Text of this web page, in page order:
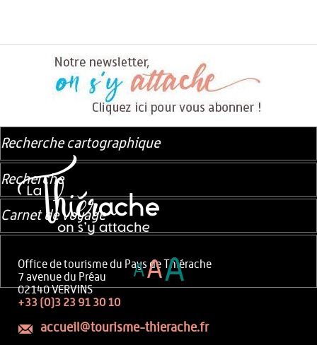
Office de tourisme du Pays de Thiérache
7 avenue du Préau
02140 VERVINS
+33 (0)3 23 91 30 10
accueil@tourisme-thierache.fr
Recherche cartographique
Recherche
Carnet de voyage
AAA